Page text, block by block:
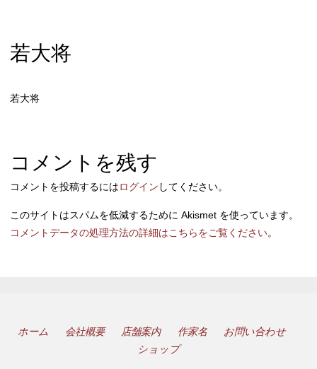
若大将
若大将
コメントを残す
コメントを投稿するにはログイン してください。
このサイトはスパムを低減するために Akismet を使っています。
コメントデータの処理方法の詳細はこちらをご覧ください。
ホーム 会社概要 店舗案内 作家名
お問い合わせ
ショップ